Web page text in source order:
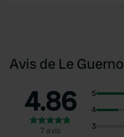
Avis de Le Guerno
4.86
7 avis
5
4
3